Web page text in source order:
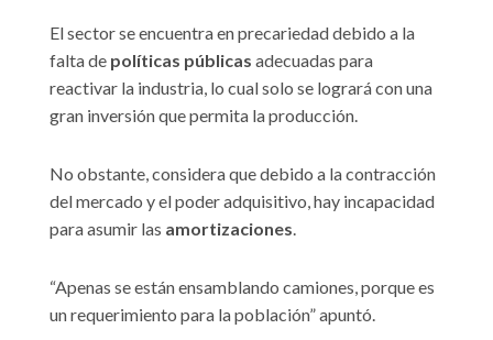
El sector se encuentra en precariedad debido a la
falta de políticas públicas adecuadas para
reactivar la industria, lo cual solo se logrará con una
gran inversión que permita la producción.
No obstante, considera que debido a la contracción
del mercado y el poder adquisitivo, hay incapacidad
para asumir las amortizaciones.
“Apenas se están ensamblando camiones, porque es
un requerimiento para la población” apuntó.